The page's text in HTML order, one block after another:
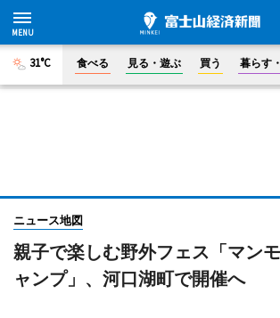
31°C 食べる 見る・遊ぶ 買う 暮らす
ニュース地図
親子で楽しむ野外フェス「マン
ャンプ」、河口湖町で開催へ